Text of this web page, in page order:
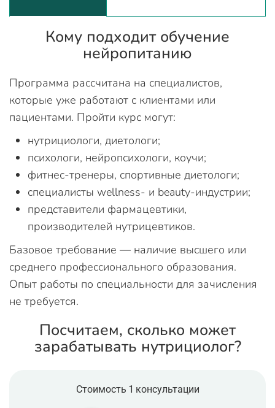
Кому подходит обучение
нейропитанию
Программа рассчитана на специалистов,
которые уже работают с клиентами или
пациентами. Пройти курс могут:
нутрициологи, диетологи;
психологи, нейропсихологи, коучи;
фитнес-тренеры, спортивные диетологи;
специалисты wellness- и beauty-индустрии;
представители фармацевтики,
производителей нутрицевтиков.
Базовое требование — наличие высшего или
среднего профессионального образования.
Опыт работы по специальности для зачисления
не требуется.
Посчитаем, сколько может
зарабатывать нутрициолог?
Стоимость 1 консультации